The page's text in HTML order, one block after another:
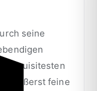
seine
exquisitesten
äußerst feine